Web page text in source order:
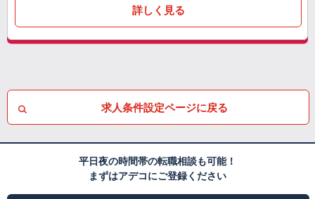
詳しく見る
求人条件設定ページに戻る
平日夜の時間帯の転職相談も可能！
まずはアデコにご登録ください